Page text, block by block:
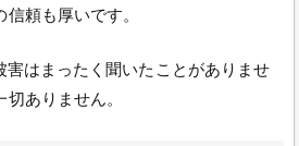
頼も厚いです。
害はまったく聞いたことがありませ
ありません。